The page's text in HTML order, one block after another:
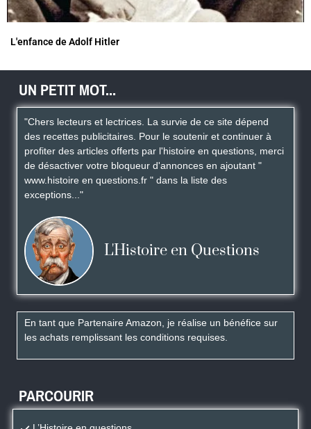
L'enfance de Adolf Hitler
UN PETIT MOT...
"Chers lecteurs et lectrices. La survie de ce site dépend
des recettes publicitaires. Pour le soutenir et continuer à
profiter des articles offerts par l'histoire en questions, merci
de désactiver votre bloqueur d'annonces en ajoutant "
www.histoire en questions.fr " dans la liste des
exceptions..."
L'Histoire en Questions
En tant que Partenaire Amazon, je réalise un bénéfice sur
les achats remplissant les conditions requises.
PARCOURIR